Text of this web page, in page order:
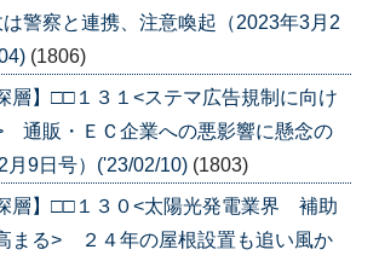
警察と連携、注意喚起（2023年3月2
(1806)
層】□□１３１<ステマ広告規制に向け
通販・ＥＣ企業への悪影響に懸念の
月9日号）('23/02/10) (1803)
層】□□１３０<太陽光発電業界 補助
まる> ２４年の屋根設置も追い風か